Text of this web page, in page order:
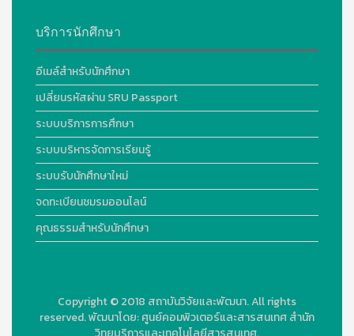
บริการนักศึกษา
อีเมล์สำหรับนักศึกษา
เปลี่ยนรหัสผ่าน SRU Passport
ระบบบริการการศึกษา
ระบบบริหารจัดการเรียนรู้
ระบบรับนักศึกษาใหม่
จดทะเบียนชมรมออนไลน์
คุณธรรมสำหรับนักศึกษา
Copyright © 2018 สถาบันวิจัยและพัฒนา. All rights
reserved.พัฒนาโดย:ศูนย์คอมพิวเตอร์และสารสนเทศ สำนัก